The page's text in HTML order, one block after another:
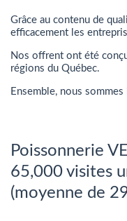
Grâce au contenu de
efficacement les
Nos offrent ont été
régions du Québec.
Ensemble, nous
Poissonnerie
65,000 visites
(moyenne de